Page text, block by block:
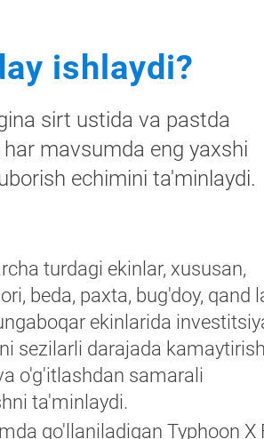
ishlaydi?
sirt ustida va pastda
har mavsumda eng yaxshi
echimini ta'minlaydi.
turdagi ekinlar, xususan,
beda, paxta, bug'doy, qand
ekinlarida
sezilarli darajada
o'g'itlashdan samarali
ta'minlaydi.
qo'llaniladigan Typhoon X